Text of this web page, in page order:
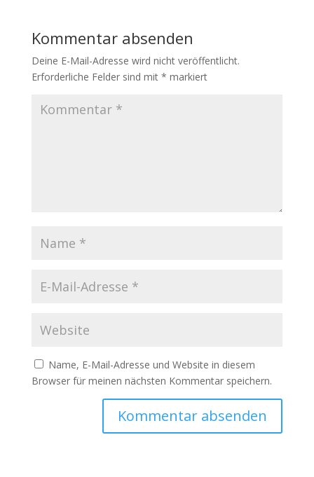
Kommentar absenden
Deine E-Mail-Adresse wird nicht veröffentlicht.
Erforderliche Felder sind mit * markiert
Name, E-Mail-Adresse und Website in diesem
Browser für meinen nächsten Kommentar speichern.